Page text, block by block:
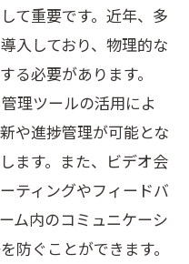
て重要です。近年、多
入しており、物理的な
る必要があります。
理ツールの活用によ
や進捗管理が可能とな
ます。また、ビデオ会
ティングやフィードバ
ム内のコミュニケーシ
防ぐことができます。